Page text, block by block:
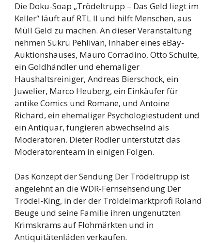
Die Doku-Soap „Trödeltrupp – Das Geld liegt im
Keller“ läuft auf RTL II und hilft Menschen, aus
Müll Geld zu machen. An dieser Veranstaltung
nehmen Sükrü Pehlivan, Inhaber eines eBay-
Auktionshauses, Mauro Corradino, Otto Schulte,
ein Goldhändler und ehemaliger
Haushaltsreiniger, Andreas Bierschock, ein
Juwelier, Marco Heuberg, ein Einkäufer für
antike Comics und Romane, und Antoine
Richard, ein ehemaliger Psychologiestudent und
ein Antiquar, fungieren abwechselnd als
Moderatoren. Dieter Rödler unterstützt das
Moderatorenteam in einigen Folgen.
Das Konzept der Sendung Der Trödeltrupp ist
angelehnt an die WDR-Fernsehsendung Der
Trödel-King, in der der Tröldelmarktprofi Roland
Beuge und seine Familie ihren ungenutzten
Krimskrams auf Flohmärkten und in
Antiquitätenläden verkaufen.